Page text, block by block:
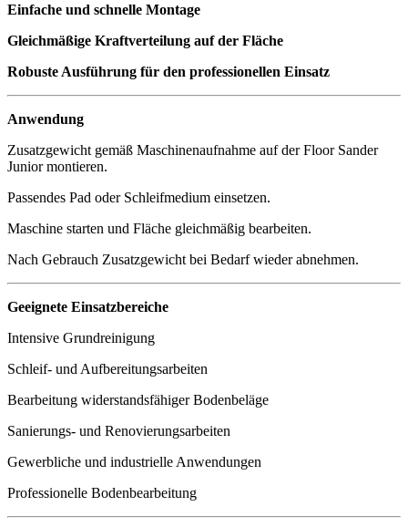
Einfache und schnelle Montage
Gleichmäßige Kraftverteilung auf der Fläche
Robuste Ausführung für den professionellen Einsatz
Anwendung
Zusatzgewicht gemäß Maschinenaufnahme auf der Floor Sander
Junior montieren.
Passendes Pad oder Schleifmedium einsetzen.
Maschine starten und Fläche gleichmäßig bearbeiten.
Nach Gebrauch Zusatzgewicht bei Bedarf wieder abnehmen.
Geeignete Einsatzbereiche
Intensive Grundreinigung
Schleif- und Aufbereitungsarbeiten
Bearbeitung widerstandsfähiger Bodenbeläge
Sanierungs- und Renovierungsarbeiten
Gewerbliche und industrielle Anwendungen
Professionelle Bodenbearbeitung